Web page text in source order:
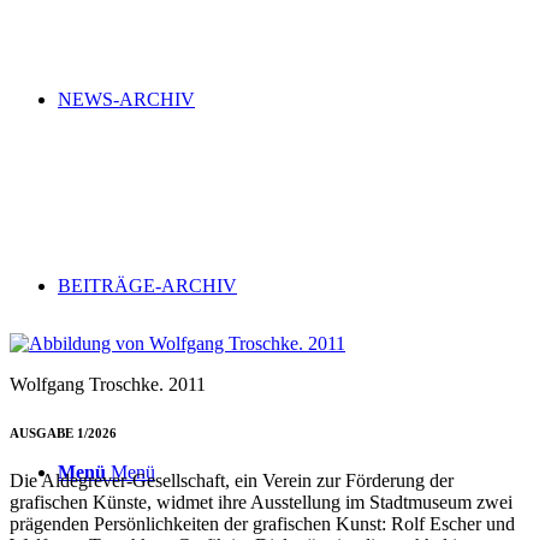
NEWS-ARCHIV
BEITRÄGE-ARCHIV
Menü Menü
Wolfgang Troschke. 2011
AUSGABE 1/2026
Die Aldegrever-Gesellschaft, ein Verein zur Förderung der
grafischen Künste, widmet ihre Ausstellung im Stadtmuseum zwei
prägenden Persönlichkeiten der grafischen Kunst: Rolf Escher und